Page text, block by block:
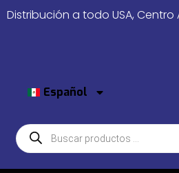
Distribución a todo USA,
Español